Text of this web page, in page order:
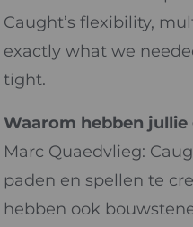
Caught’s flexibility,
exactly what we
tight.
Waarom hebben
Marc Quaedvlieg:
paden en spellen te
hebben ook